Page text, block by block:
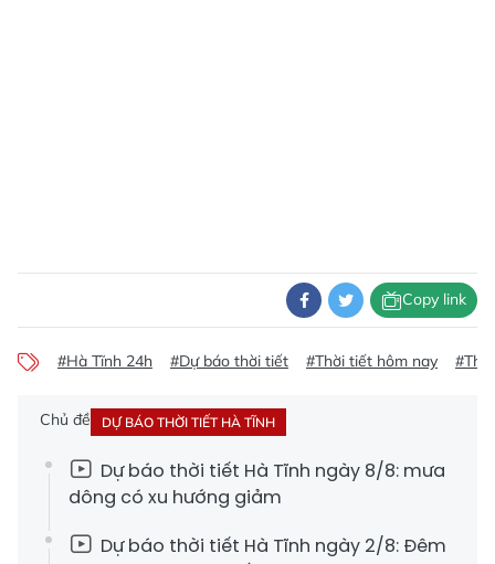
Copy link
#Hà Tĩnh 24h #Dự báo thời tiết #Thời tiết hôm nay
Chủ đề DỰ BÁO THỜI TIẾT HÀ TĨNH
Dự báo thời tiết Hà Tĩnh ngày 8/8: mưa
dông có xu hướng giảm
Dự báo thời tiết Hà Tĩnh ngày 2/8: Đêm